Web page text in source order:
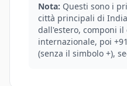
Nota: Questi sono i
città principali di
dall'estero, componi il
internazionale, poi
(senza il simbolo +),